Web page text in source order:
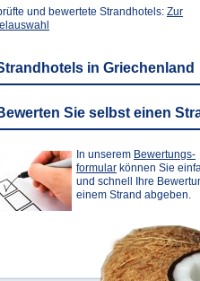
und bewertete Strandhotels: Zur
in Griechenland
Sie selbst einen
In unserem Bewertungs-
formular können Sie
und schnell Ihre
einem Strand abgeben.